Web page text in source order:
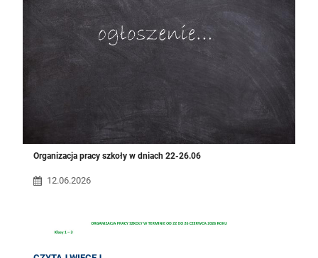
Organizacja pracy szkoły w dniach 22-26.06
12.06.2026